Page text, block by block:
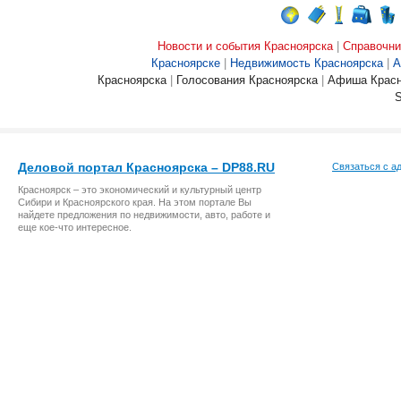
Новости и события Красноярска
Красноярске
Недвижимость Красноярска
Красноярска
Голосования Красноярска
Афиша
Деловой портал Красноярска – DP88.RU
Красноярск – это экономический и культурный центр
Сибири и Красноярского края. На этом портале Вы
найдете предложения по недвижимости, авто, работе и
еще кое-что интересное.
Связаться с